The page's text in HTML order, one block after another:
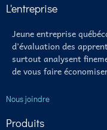
L'entreprise
Jeune entreprise
d’évaluation des
surtout analysent
de vous faire
Nous joindre
Produits